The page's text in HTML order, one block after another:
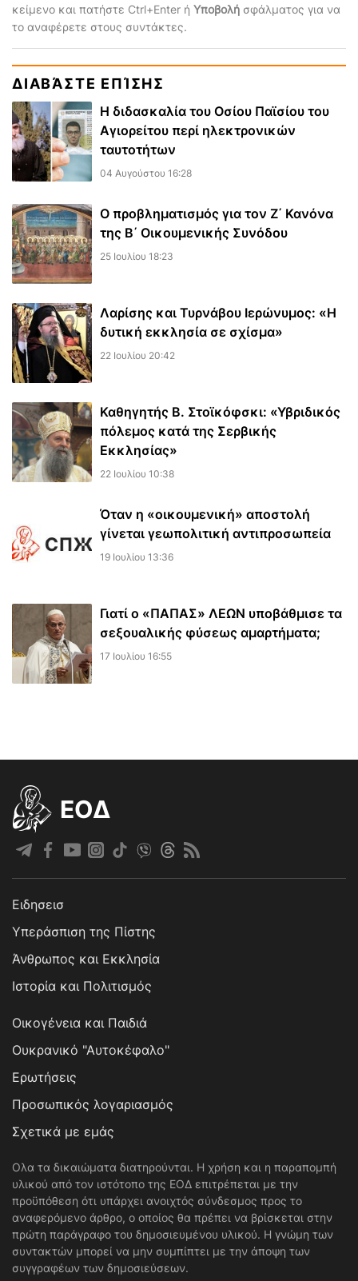
κείμενο και πατήστε Ctrl+Enter ή Υποβολή σφάλματος για να
το αναφέρετε στους συντάκτες.
ΔΙΑΒΆΣΤΕ ΕΠΊΣΗΣ
Η διδασκαλία του Οσίου Παϊσίου του
Αγιορείτου περί ηλεκτρονικών
ταυτοτήτων
04 Αυγούστου 16:28
Ο προβληματισμός για τον Ζ΄ Κανόνα
της Β΄ Οικουμενικής Συνόδου
25 Ιουλίου 18:23
Λαρίσης και Τυρνάβου Ιερώνυμος: «Η
δυτική εκκλησία σε σχίσμα»
22 Ιουλίου 20:42
Καθηγητής Β. Στοϊκόφσκι: «Υβριδικός
πόλεμος κατά της Σερβικής
Εκκλησίας»
22 Ιουλίου 10:38
Όταν η «οικουμενική» αποστολή
γίνεται γεωπολιτική αντιπροσωπεία
19 Ιουλίου 13:36
Γιατί ο «ΠΑΠΑΣ» ΛΕΩΝ υποβάθμισε τα
σεξουαλικής φύσεως αμαρτήματα;
17 Ιουλίου 16:55
EOΔ
Ειδησεισ
Υπεράσπιση της Πίστης
Άνθρωπος και Εκκλησία
Ιστορία και Πολιτισμός
Οικογένεια και Παιδιά
Ουκρανικό "Αυτοκέφαλο"
Ερωτήσεις
Προσωπικός λογαριασμός
Σχετικά με εμάς
Ολα τα δικαιώματα διατηρούνται. Η χρήση και η παραπομπή
υλικού από τον ιστότοπο της ΕΟΔ επιτρέπεται με την
προϋπόθεση ότι υπάρχει ανοιχτός σύνδεσμος προς το
αναφερόμενο άρθρο, ο οποίος θα πρέπει να βρίσκεται στην
πρώτη παράγραφο του δημοσιευμένου υλικού. Η γνώμη των
συντακτών μπορεί να μην συμπίπτει με την άποψη των
συγγραφέων των δημοσιεύσεων.